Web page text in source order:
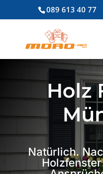
089 613 40 77
Holz
Natürlich.